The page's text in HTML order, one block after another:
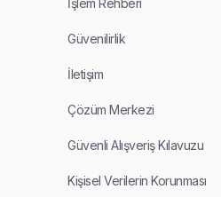
İşlem Rehberi
Güvenilirlik
İletişim
Çözüm Merkezi
Güvenli Alışveriş Kılavuzu
Kişisel Verilerin Korunması